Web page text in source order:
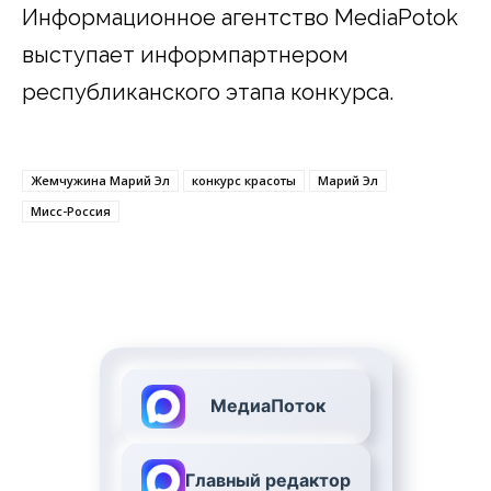
Информационное агентство MediaPotok
выступает информпартнером
республиканского этапа конкурса.
Жемчужина Марий Эл конкурс красоты
Марий Эл
Мисс-Россия
МедиаПоток
Главный редактор